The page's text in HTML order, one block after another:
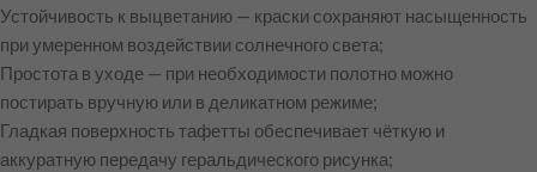
Устойчивость к выцветанию — краски сохраняют насыщенность
при умеренном воздействии солнечного света;
Простота в уходе — при необходимости полотно можно
постирать вручную или в деликатном режиме;
Гладкая поверхность тафетты обеспечивает чёткую и
аккуратную передачу геральдического рисунка;